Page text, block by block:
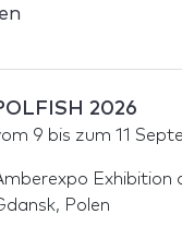
2026
9 bis zum 11
Exhibition
Polen